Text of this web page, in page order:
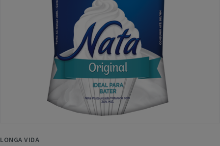
LONGA VIDA